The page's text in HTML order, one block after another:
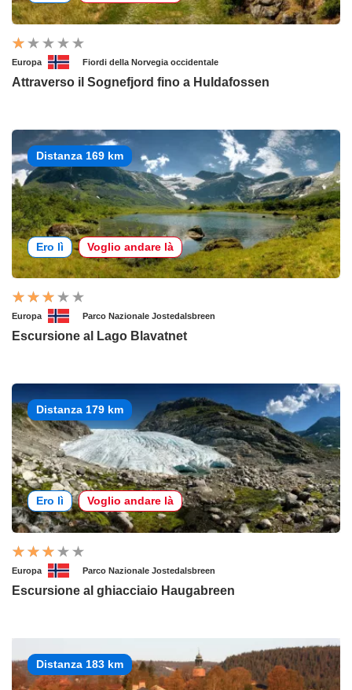
Europa Fiordi della Norvegia occidentale
Attraverso il Sognefjord fino a Huldafossen
Distanza 169 km
Ero lì Voglio andare là
Europa Parco Nazionale Jostedalsbreen
Escursione al Lago Blavatnet
Distanza 179 km
Ero lì Voglio andare là
Europa Parco Nazionale Jostedalsbreen
Escursione al ghiacciaio Haugabreen
Distanza 183 km